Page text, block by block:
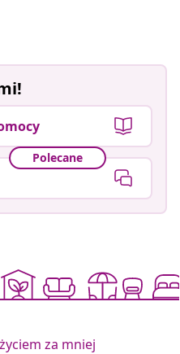
Polecane
za mniej